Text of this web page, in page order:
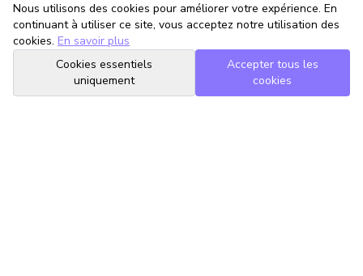
Nous utilisons des cookies pour améliorer votre expérience. En
continuant à utiliser ce site, vous acceptez notre utilisation des
cookies. En savoir plus
Cookies essentiels
uniquement
Accepter tous les
cookies